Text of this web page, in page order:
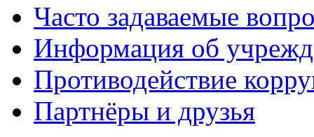
Часто задаваемые
Информация об
Противодействие
Партнёры и друзья